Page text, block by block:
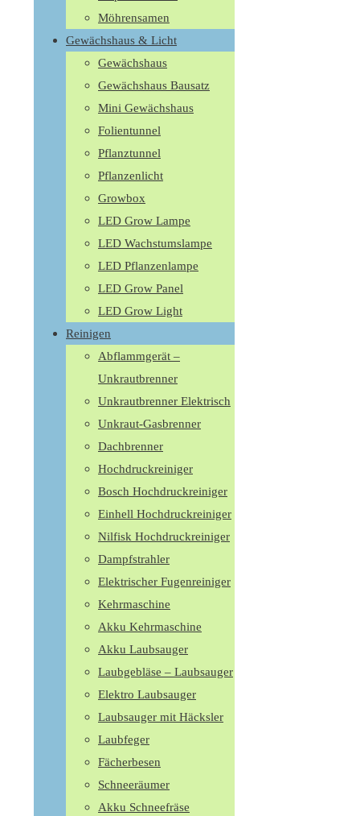
Möhrensamen
Gewächshaus & Licht
Gewächshaus
Gewächshaus Bausatz
Mini Gewächshaus
Folientunnel
Pflanztunnel
Pflanzenlicht
Growbox
LED Grow Lampe
LED Wachstumslampe
LED Pflanzenlampe
LED Grow Panel
LED Grow Light
Reinigen
Abflammgerät –
Unkrautbrenner
Unkrautbrenner Elektrisch
Unkraut-Gasbrenner
Dachbrenner
Hochdruckreiniger
Bosch Hochdruckreiniger
Einhell Hochdruckreiniger
Nilfisk Hochdruckreiniger
Dampfstrahler
Elektrischer Fugenreiniger
Kehrmaschine
Akku Kehrmaschine
Akku Laubsauger
Laubgebläse – Laubsauger
Elektro Laubsauger
Laubsauger mit Häcksler
Laubfeger
Fächerbesen
Schneeräumer
Akku Schneefräse